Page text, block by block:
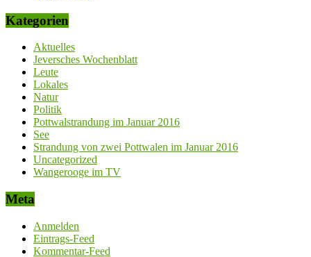
Kategorien
Aktuelles
Jeversches Wochenblatt
Leute
Lokales
Natur
Politik
Pottwalstrandung im Januar 2016
See
Strandung von zwei Pottwalen im Januar 2016
Uncategorized
Wangerooge im TV
Meta
Anmelden
Eintrags-Feed
Kommentar-Feed